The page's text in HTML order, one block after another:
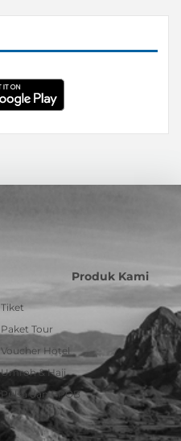
Produk Kami
Tiket
Paket Tour
Voucher Hotel
Umroh & Haji
Pulsa dan PPOB